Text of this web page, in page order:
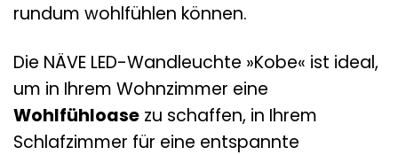
rundum wohlfühlen können.
Die NÄVE LED-Wandleuchte »Kobe« ist ideal,
um in Ihrem Wohnzimmer eine
Wohlfühloase zu schaffen, in Ihrem
Schlafzimmer für eine entspannte